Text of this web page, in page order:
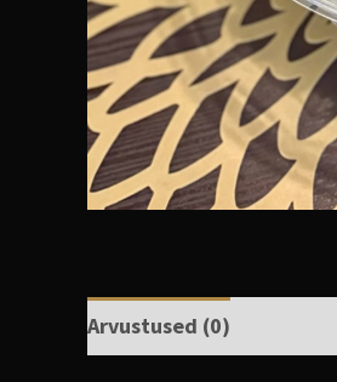
Arvustused (0)